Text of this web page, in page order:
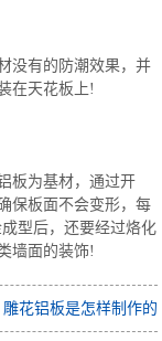
有的防潮效果，并
在天花板上!
板为基材，通过开
保板面不会变形，每
型后，还要经过烙化
墙面的装饰!
雕花铝板是怎样制作的